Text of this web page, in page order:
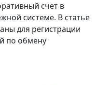
счет в
системе. В статье
для регистрации
по обмену